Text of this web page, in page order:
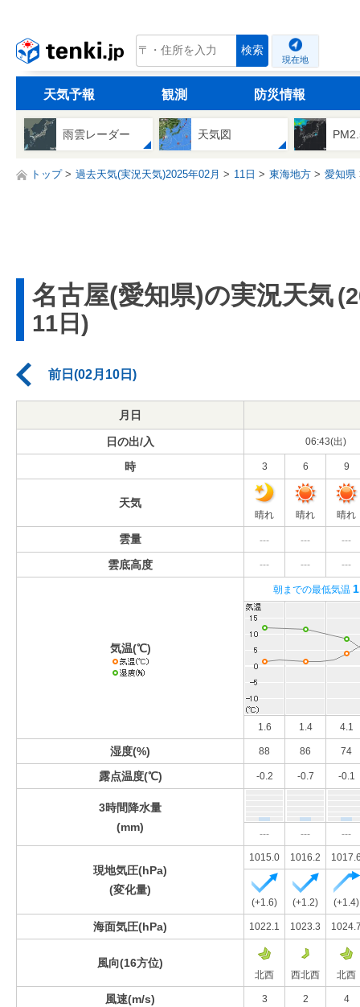
tenki.jp 検索
現在地
天気予報 観測 防災情報
雨雲レーダー 天気図
トップ 過去天気(実況天気)2025年02月 11日 東海地方 愛知県
名古屋(愛知県)の実況天気
11日)
前日(02月10日)
月日
日の出/入 06:43(出)
時 3 6 9
天気
晴れ 晴れ 晴れ
雲量 --- --- ---
雲底高度 --- --- ---
気温(℃)
朝までの最低気温
1.6 1.4 4.1
湿度(%) 88 86 74
露点温度(℃) -0.2 -0.7 -0.1
3時間降水量
(mm)
--- --- ---
現地気圧(hPa)
(変化量)
1015.0 1016.2
(+1.6) (+1.2) (+1.4)
海面気圧(hPa) 1022.1 1023.3
風向(16方位)
北西 西北西 北西
風速(m/s) 3 2 4